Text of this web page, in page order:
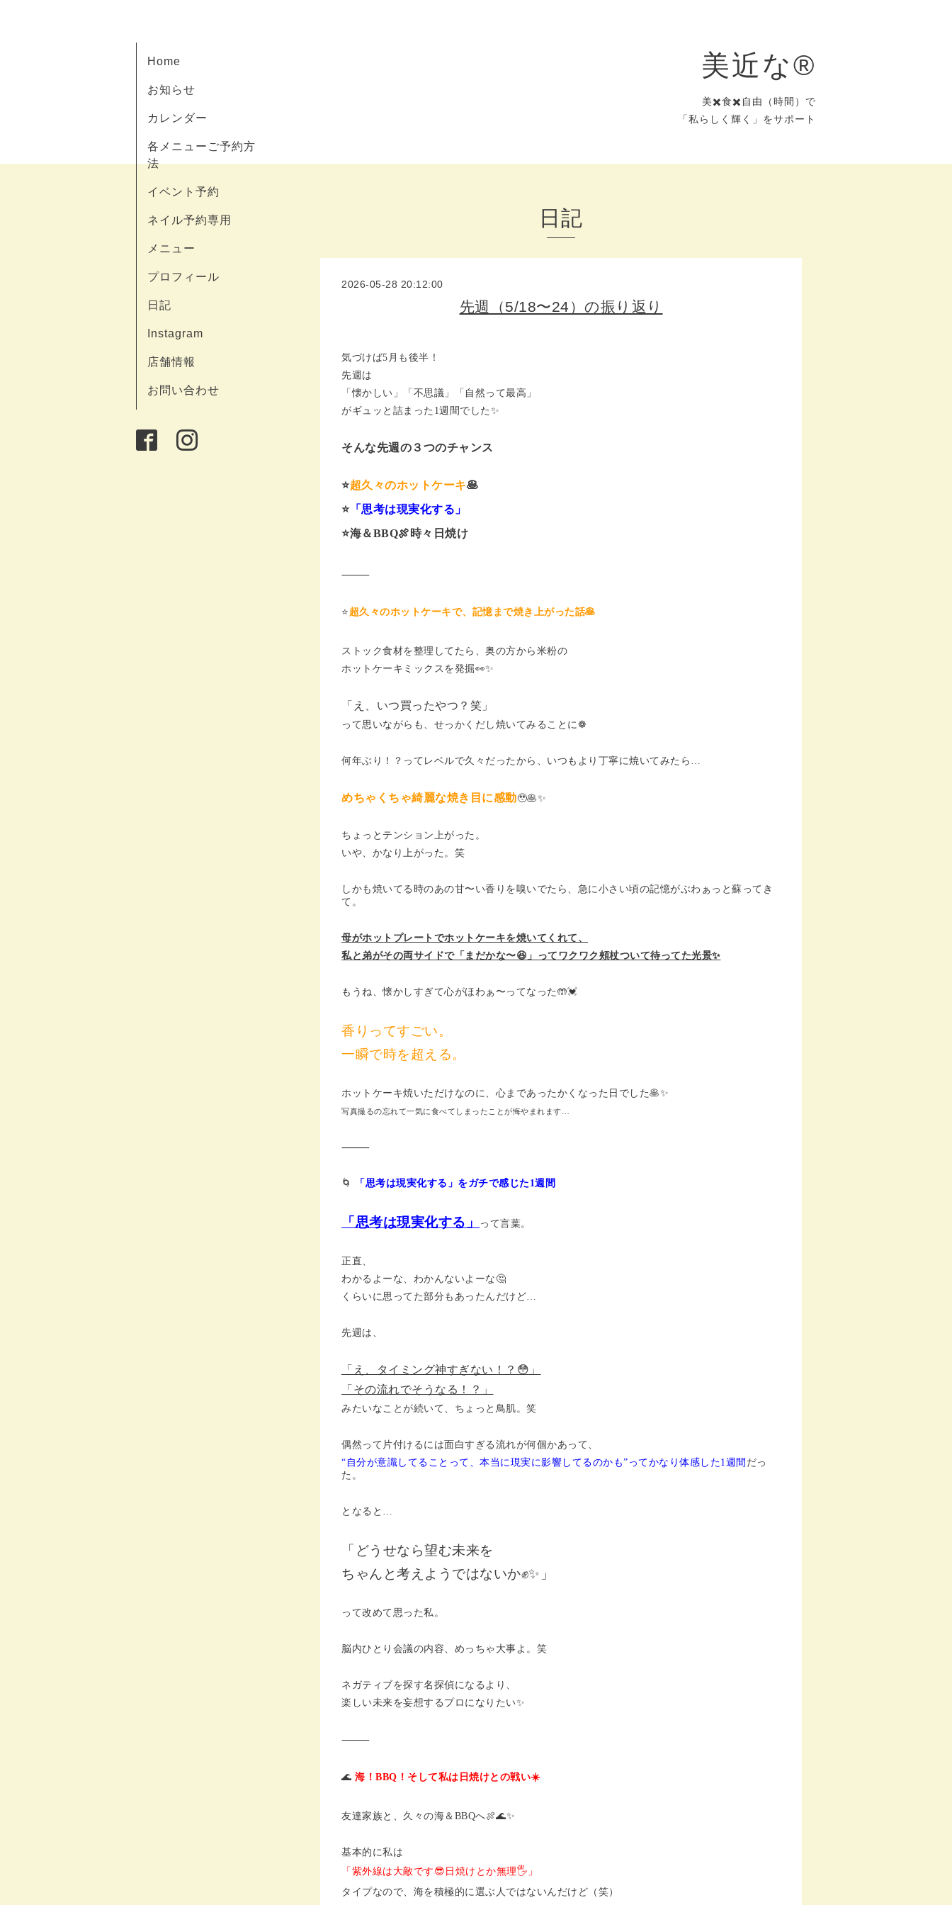
美近な®︎
美✖️食✖️自由（時間）で
「私らしく輝く」をサポート
Home
お知らせ
カレンダー
各メニューご予約方
法
イベント予約
ネイル予約専用
メニュー
プロフィール
日記
Instagram
店舗情報
お問い合わせ
日記
2026-05-28 20:12:00
先週（5/18〜24）の振り返り
気づけば5月も後半！
先週は
「懐かしい」「不思議」「自然って最高」
がギュッと詰まった1週間でした✨
そんな先週の３つのチャンス
⭐️超久々のホットケーキ🥞
⭐️「思考は現実化する」
⭐️海＆BBQ🍖時々日焼け
⸻
⭐️ 超久々のホットケーキで、記憶まで焼き上がった話🥞
ストック食材を整理してたら、奥の方から米粉の
ホットケーキミックスを発掘👀✨
「え、いつ買ったやつ？笑」
って思いながらも、せっかくだし焼いてみることに❁︎
何年ぶり！？ってレベルで久々だったから、いつもより丁寧に焼いてみたら…
めちゃくちゃ綺麗な焼き目に感動🥹🥞✨
ちょっとテンション上がった。
いや、かなり上がった。笑
しかも焼いてる時のあの甘〜い香りを嗅いでたら、急に小さい頃の記憶がぶわぁっと蘇ってき
て。
母がホットプレートでホットケーキを焼いてくれて、
私と弟がその両サイドで「まだかな〜😆」ってワクワク頰杖ついて待ってた光景✨
もうね、懐かしすぎて心がほわぁ〜ってなった🤲💓
香りってすごい。
一瞬で時を超える。
ホットケーキ焼いただけなのに、心まであったかくなった日でした🥞✨
写真撮るの忘れて一気に食べてしまったことが悔やまれます…
⸻
🌀 「思考は現実化する」をガチで感じた1週間
「思考は現実化する」 って言葉。
正直、
わかるよーな、わかんないよーな🤔
くらいに思ってた部分もあったんだけど…
先週は、
「え、タイミング神すぎない！？😳」
「その流れでそうなる！？」
みたいなことが続いて、ちょっと鳥肌。笑
偶然って片付けるには面白すぎる流れが何個かあって、
“自分が意識してることって、本当に現実に影響してるのかも”ってかなり体感した1週間 だっ
た。
となると…
「どうせなら望む未来を
ちゃんと考えようではないか✊✨」
って改めて思った私。
脳内ひとり会議の内容、めっちゃ大事よ。笑
ネガティブを探す名探偵になるより、
楽しい未来を妄想するプロになりたい✨
⸻
🌊 海！BBQ！そして私は日焼けとの戦い☀️
友達家族と、久々の海＆BBQへ🍖🌊✨
基本的に私は
「紫外線は大敵です😎日焼けとか無理🖐️」
タイプなので、海を積極的に選ぶ人ではないんだけど（笑）